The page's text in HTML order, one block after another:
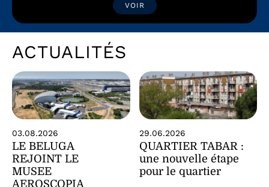
VOIR
ACTUALITÉS
03.08.2026
LE BELUGA
REJOINT LE
MUSEE
AEROSCOPIA
29.06.2026
QUARTIER TABAR :
une nouvelle étape
pour le quartier